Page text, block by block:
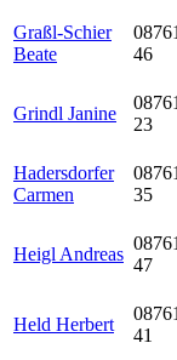
Graßl-Schier
Beate
46
Grindl Janine
23
Hadersdorfer
Carmen
35
Heigl Andreas
47
Held Herbert
41